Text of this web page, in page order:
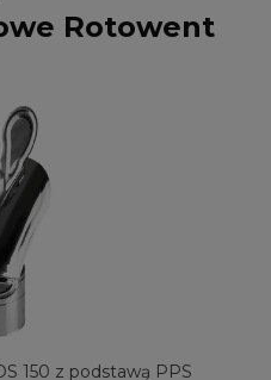
Rotowent
150 z podstawą PPS